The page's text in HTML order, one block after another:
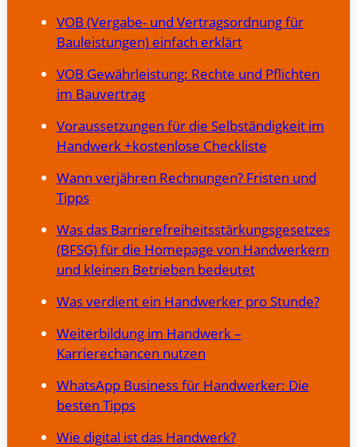
VOB (Vergabe- und Vertragsordnung für
Bauleistungen) einfach erklärt
VOB Gewährleistung: Rechte und Pflichten
im Bauvertrag
Voraussetzungen für die Selbständigkeit im
Handwerk +kostenlose Checkliste
Wann verjähren Rechnungen? Fristen und
Tipps
Was das Barrierefreiheitsstärkungsgesetzes
(BFSG) für die Homepage von Handwerkern
und kleinen Betrieben bedeutet
Was verdient ein Handwerker pro Stunde?
Weiterbildung im Handwerk –
Karrierechancen nutzen
WhatsApp Business für Handwerker: Die
besten Tipps
Wie digital ist das Handwerk?